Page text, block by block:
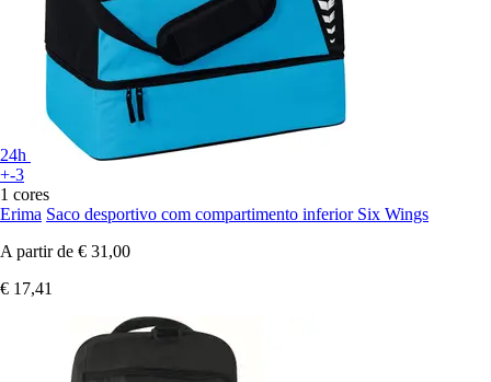
24h
+-3
1 cores
Erima Saco desportivo com compartimento inferior Six Wings
A partir de € 31,00
€ 17,41